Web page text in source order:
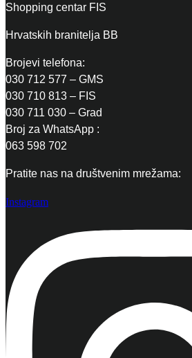
Shopping centar FIS
Hrvatskih branitelja BB
Brojevi telefona:
030 712 577 – GMS
030 710 813 – FIS
030 711 030 – Grad
Broj za WhatsApp :
063 598 702
Pratite nas na društvenim mrežama:
Instagram